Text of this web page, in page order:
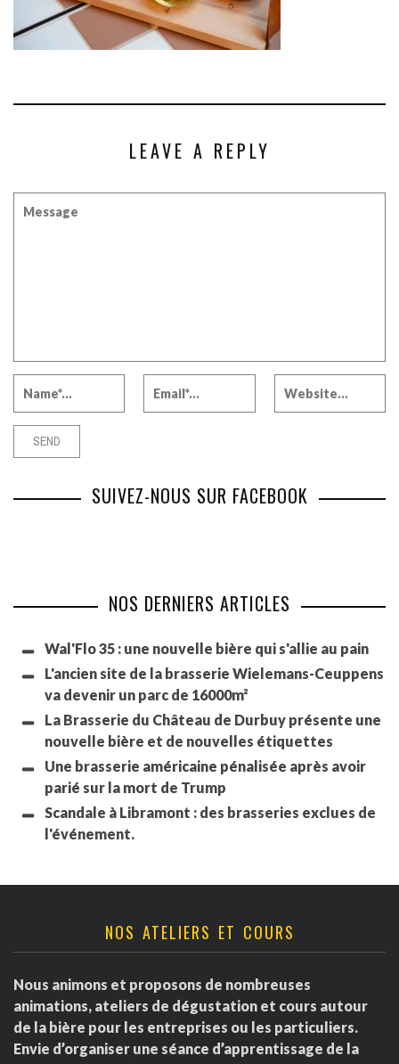
LEAVE A REPLY
SUIVEZ-NOUS SUR FACEBOOK
NOS DERNIERS ARTICLES
Wal'Flo 35 : une nouvelle bière qui s'allie au pain
L'ancien site de la brasserie Wielemans-Ceuppens
va devenir un parc de 16000m²
La Brasserie du Château de Durbuy présente une
nouvelle bière et de nouvelles étiquettes
Une brasserie américaine pénalisée après avoir
parié sur la mort de Trump
Scandale à Libramont : des brasseries exclues de
l'événement.
NOS ATELIERS ET COURS
Nous animons et proposons de nombreuses
animations, ateliers de dégustation et cours autour
de la bière pour les entreprises ou les particuliers.
Envie d’organiser une séance d’apprentissage de la